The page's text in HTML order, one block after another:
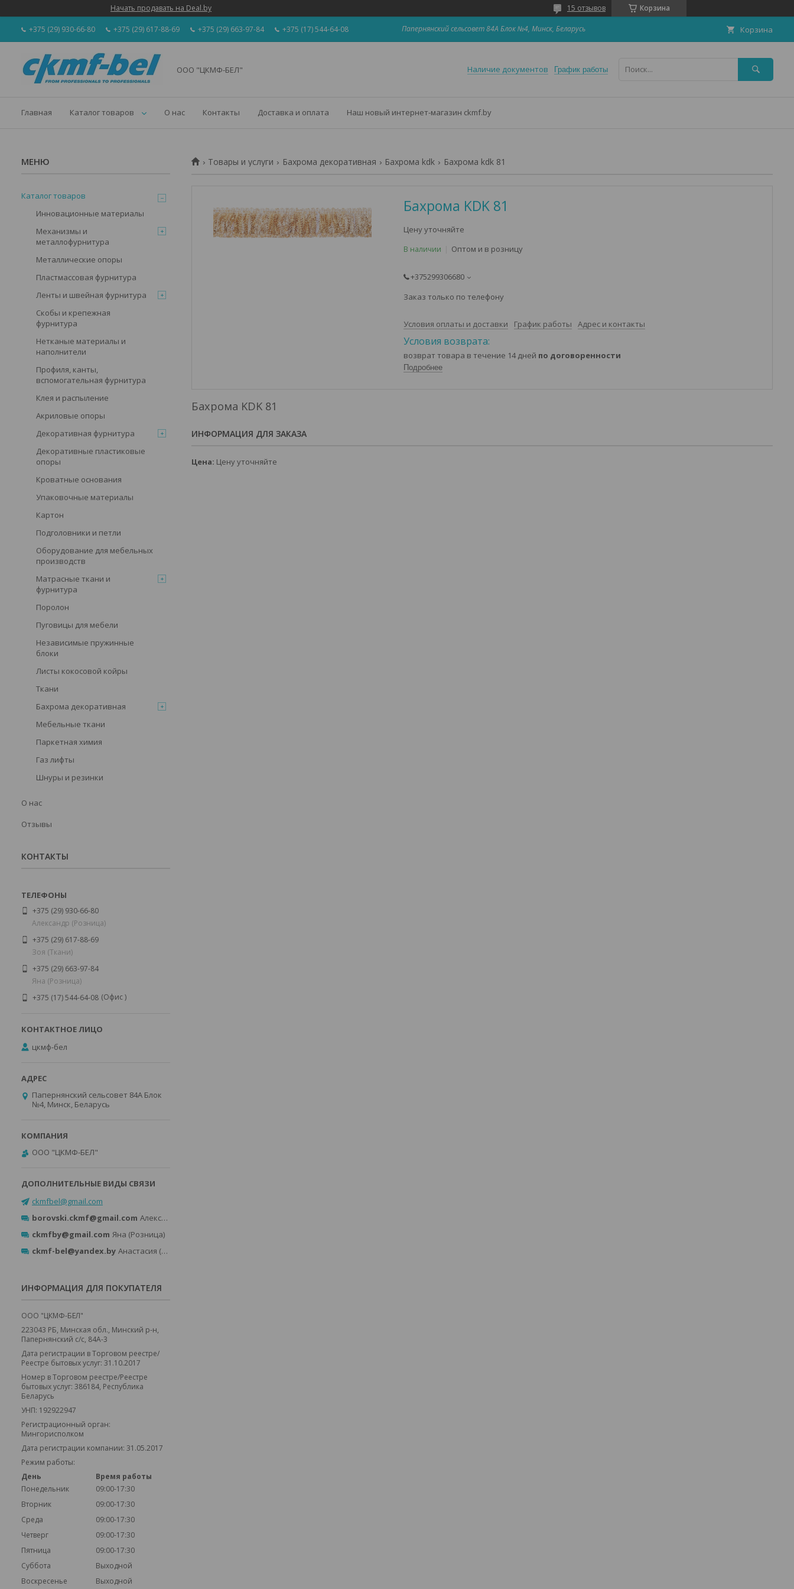
Начать продавать на Deal.by Корзина
15 отзывов
+375 (29) 930-66-80 +375 (29) 617-88-69 +375 (29) 663-97-84 +375 (17) 544-64-08 Папернянский сельсовет 84А Блок №4, Минск, Беларусь Корзина
ООО "ЦКМФ-БЕЛ" Наличие документов График работы
Главная Каталог товаров О нас Контакты Доставка и оплата Наш новый интернет-магазин ckmf.by
Товары и услуги Бахрома декоративная Бахрома kdk Бахрома kdk 81
Бахрома KDK 81
Цену уточняйте
В наличии Оптом и в розницу
+375299306680
Заказ только по телефону
Условия оплаты и доставки График работы Адрес и контакты
возврат товара в течение 14 дней по договоренности
Подробнее
Бахрома KDK 81
ИНФОРМАЦИЯ ДЛЯ ЗАКАЗА
Цена: Цену уточняйте
Каталог товаров
Инновационные материалы
Механизмы и
металлофурнитура
Металлические опоры
Пластмассовая фурнитура
Ленты и швейная фурнитура
Скобы и крепежная
фурнитура
Нетканые материалы и
наполнители
Профиля, канты,
вспомогательная фурнитура
Клея и распыление
Акриловые опоры
Декоративная фурнитура
Декоративные пластиковые
опоры
Кроватные основания
Упаковочные материалы
Картон
Подголовники и петли
Оборудование для мебельных
производств
Матрасные ткани и
фурнитура
Поролон
Пуговицы для мебели
Независимые пружинные
блоки
Листы кокосовой койры
Ткани
Бахрома декоративная
Мебельные ткани
Паркетная химия
Газ лифты
Шнуры и резинки
О нас
Отзывы
КОНТАКТЫ
+375 (29) 930-66-80
Александр (Розница)
+375 (29) 617-88-69
Зоя (Ткани)
+375 (29) 663-97-84
Яна (Розница)
+375 (17) 544-64-08 Офис
цкмф-бел
Папернянский сельсовет 84А Блок
№4, Минск, Беларусь
ООО "ЦКМФ-БЕЛ"
ckmfbel@gmail.com
borovski.ckmf@gmail.com Александр (Розница)
ckmfby@gmail.com Яна (Розница)
ckmf-bel@yandex.by Анастасия (Опт)
ИНФОРМАЦИЯ ДЛЯ ПОКУПАТЕЛЯ
ООО "ЦКМФ-БЕЛ"
223043 РБ, Минская обл., Минский р-н,
Папернянский с/с, 84А-3
Дата регистрации в Торговом реестре/
Реестре бытовых услуг: 31.10.2017
Номер в Торговом реестре/Реестре
бытовых услуг: 386184, Республика
Беларусь
УНП: 192922947
Регистрационный орган:
Мингорисполком
Дата регистрации компании: 31.05.2017
Режим работы:
День
Время работы
Понедельник
09:00-17:30
Вторник
09:00-17:30
Среда
09:00-17:30
Четверг
09:00-17:30
Пятница
09:00-17:30
Суббота
Выходной
Воскресенье
Выходной